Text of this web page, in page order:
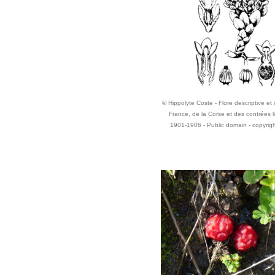
© Hippolyte Coste - Flore descriptive et
France, de la Corse et des contrées
1901-1906 - Public domain -